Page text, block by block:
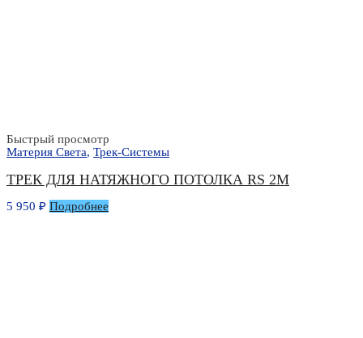
Быстрый просмотр
Материя Света, Трек-Системы
ТРЕК ДЛЯ НАТЯЖНОГО ПОТОЛКА RS 2М
5 950 ₽ Подробнее